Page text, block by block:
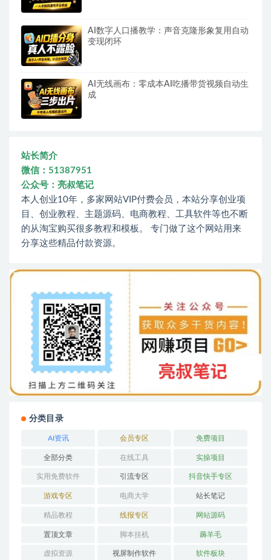
AI数字人口播教学：声音克隆形象复用自动
变现闭环
AI无线画布：零成本AI吃播带货视频自动生
成
站长简介
微信：51387951
公众号：亮叔笔记
本人创业10年，多家网站VIP付费会员，本站分享创业项
目、创业教程、主题源码、电商教程、工具软件等也不断
的从淘宝购买很多教程和模板。 专门做了这个网站用来
分享这些精品付款资源。
分类目录
AI资讯 会员专区 免费项目
全部分类 在线工具 实操项目
实用免费软件 引流专区 抖音快手专区
游戏专区 电商大学 站长笔记
精品教程 线报专区 网站源码
置顶文章 脚本挂机 薅羊毛
虚拟资源 视屏制作软件 软件板块